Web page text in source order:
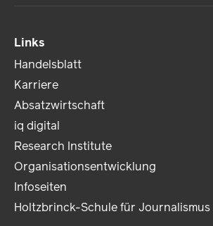
Links
Handelsblatt
Karriere
Absatzwirtschaft
iq digital
Research Institute
Organisationsentwicklung
Infoseiten
Holtzbrinck-Schule für Journalismus